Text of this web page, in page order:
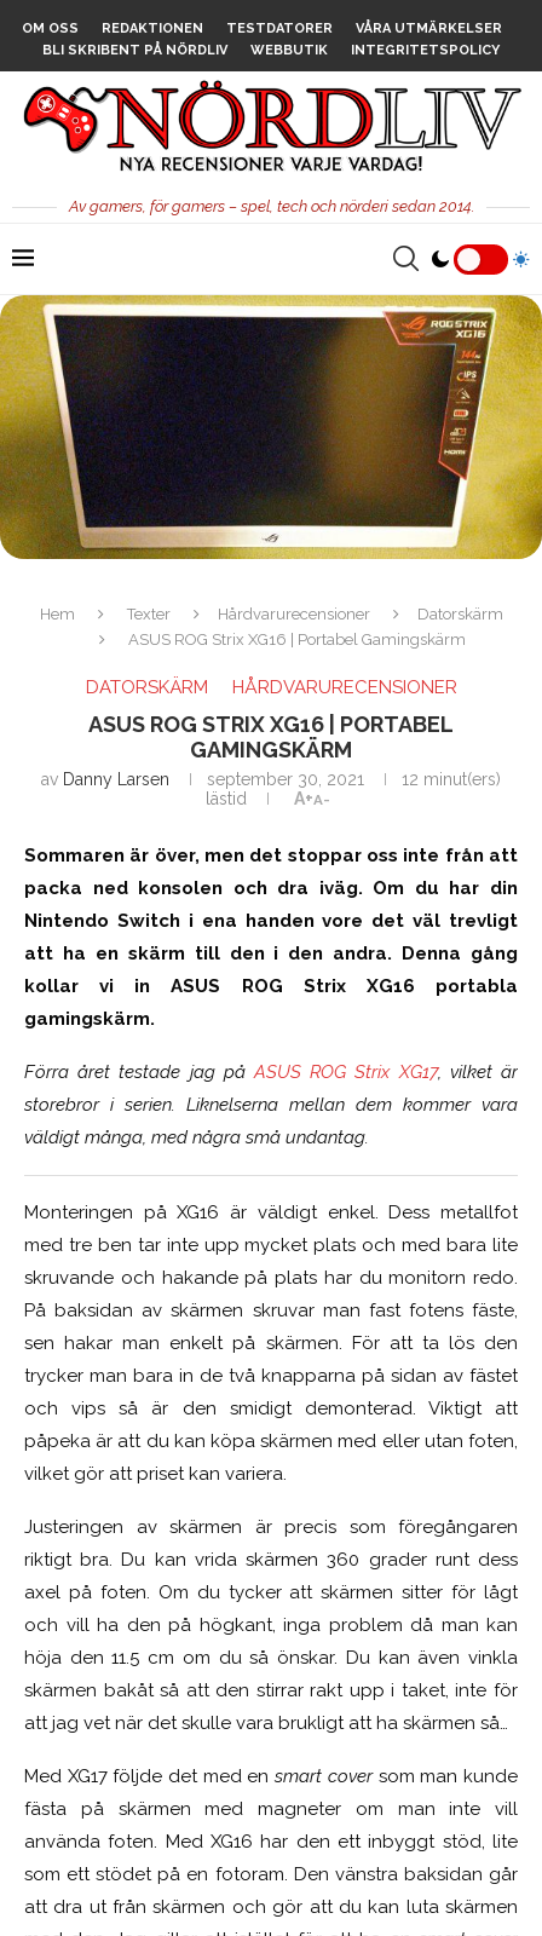
OM OSS REDAKTIONEN TESTDATORER
VÅRA UTMÄRKELSER
BLI SKRIBENT PÅ NÖRDLIV
WEBBUTIK INTEGRITETSPOLICY
Av gamers, för gamers – spel, tech och nörderi sedan 2014.
Hem Texter Hårdvarurecensioner
Datorskärm
ASUS ROG Strix XG16 | Portabel Gamingskärm
DATORSKÄRM HÅRDVARURECENSIONER
ASUS ROG STRIX XG16 | PORTABEL
GAMINGSKÄRM
av Danny Larsen september 30, 2021
12 minut(ers)
lästid
A+A-
Sommaren är över, men det stoppar oss inte från att
packa ned konsolen och dra iväg. Om du har din
Nintendo Switch i ena handen vore det väl trevligt
att ha en skärm till den i den andra. Denna gång
kollar vi in ASUS ROG Strix XG16 portabla
gamingskärm.
Förra året testade jag påASUS ROG Strix XG17, vilket är
storebror i serien. Liknelserna mellan dem kommer vara
väldigt många, med några små undantag.
Monteringen på XG16 är väldigt enkel. Dess metallfot
med tre ben tar inte upp mycket plats och med bara lite
skruvande och hakande på plats har du monitorn redo.
På baksidan av skärmen skruvar man fast fotens fäste,
sen hakar man enkelt på skärmen. För att ta lös den
trycker man bara in de två knapparna på sidan av fästet
och vips så är den smidigt demonterad. Viktigt att
påpeka är att du kan köpa skärmen med eller utan foten,
vilket gör att priset kan variera.
Justeringen av skärmen är precis som föregångaren
riktigt bra. Du kan vrida skärmen 360 grader runt dess
axel på foten. Om du tycker att skärmen sitter för lågt
och vill ha den på högkant, inga problem då man kan
höja den 11.5 cm om du så önskar. Du kan även vinkla
skärmen bakåt så att den stirrar rakt upp i taket, inte för
att jag vet när det skulle vara brukligt att ha skärmen så…
Med XG17 följde det med ensmart coversom man kunde
fästa på skärmen med magneter om man inte vill
använda foten. Med XG16 har den ett inbyggt stöd, lite
som ett stödet på en fotoram. Den vänstra baksidan går
att dra ut från skärmen och gör att du kan luta skärmen